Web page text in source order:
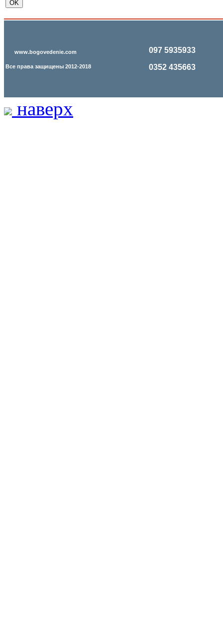
www.bogovedenie.com
Все права защищены 2012-2018
097 5935933
0352 435663
наверх